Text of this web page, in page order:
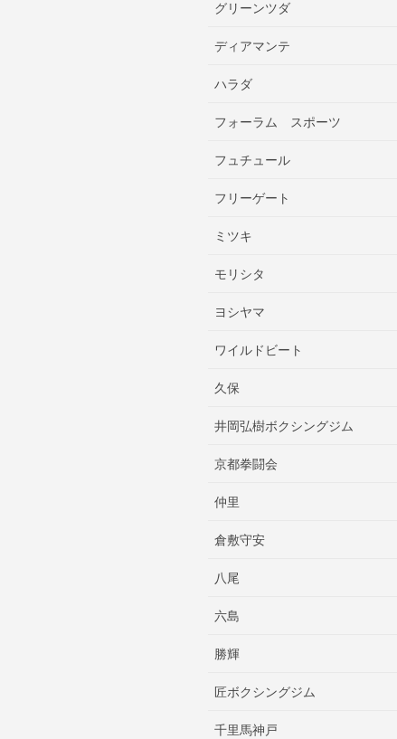
グリーンツダ
ディアマンテ
ハラダ
フォーラム スポーツ
フュチュール
フリーゲート
ミツキ
モリシタ
ヨシヤマ
ワイルドビート
久保
井岡弘樹ボクシングジム
京都拳闘会
仲里
倉敷守安
八尾
六島
勝輝
匠ボクシングジム
千里馬神戸